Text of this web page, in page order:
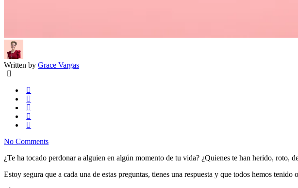
Written by Grace Vargas
No Comments
¿Te ha tocado perdonar a alguien en algún momento de tu vida? ¿Quienes te han herido, roto,
Estoy segura que a cada una de estas preguntas, tienes una respuesta y que todos hemos tenido